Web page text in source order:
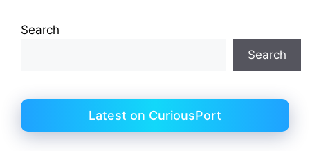
Search
Search
Latest on CuriousPort